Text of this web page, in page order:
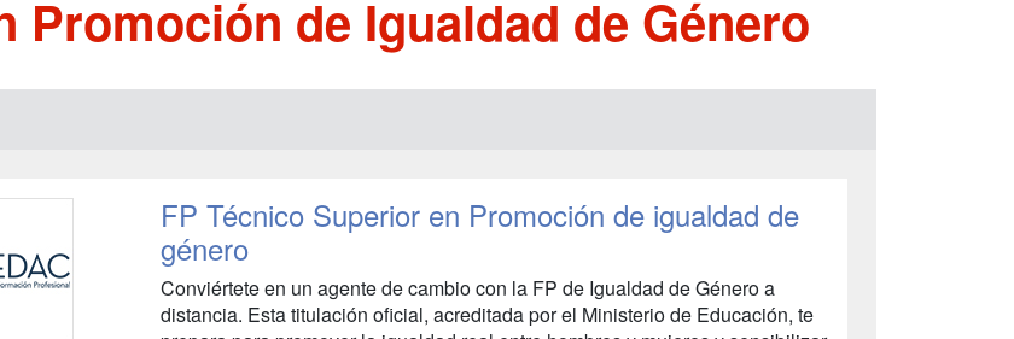
Promoción de Igualdad de Género
FP Técnico Superior en Promoción de igualdad de
género
Conviértete en un agente de cambio con la FP de Igualdad de Género a
distancia. Esta titulación oficial, acreditada por el Ministerio de Educación, te